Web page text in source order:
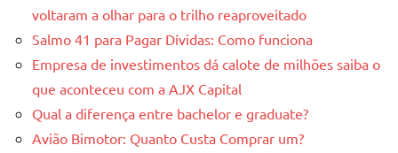
voltaram a olhar para o trilho reaproveitado
Salmo 41 para Pagar Dívidas: Como funciona
Empresa de investimentos dá calote de milhões saiba o
que aconteceu com a AJX Capital
Qual a diferença entre bachelor e graduate?
Avião Bimotor: Quanto Custa Comprar um?